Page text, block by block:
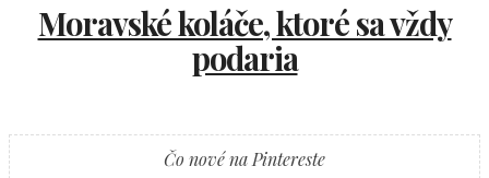
Moravské koláče, ktoré sa vždy
podaria
Čo nové na Pintereste